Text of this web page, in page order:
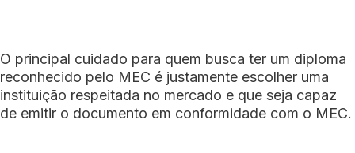
O principal cuidado para quem busca ter um diploma
reconhecido pelo MEC é justamente escolher uma
instituição respeitada no mercado e que seja capaz
de emitir o documento em conformidade com o MEC.